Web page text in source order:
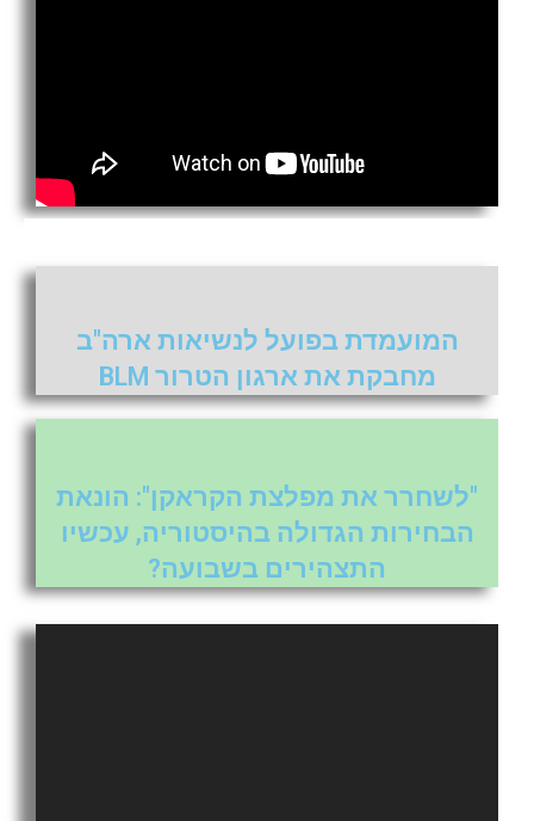
המועמדת בפועל לנשיאות ארה"ב
מחבקת את ארגון הטרור BLM
"לשחרר את מפלצת הקראקן": הונאת
הבחירות הגדולה בהיסטוריה, עכשיו
התצהירים בשבועה?